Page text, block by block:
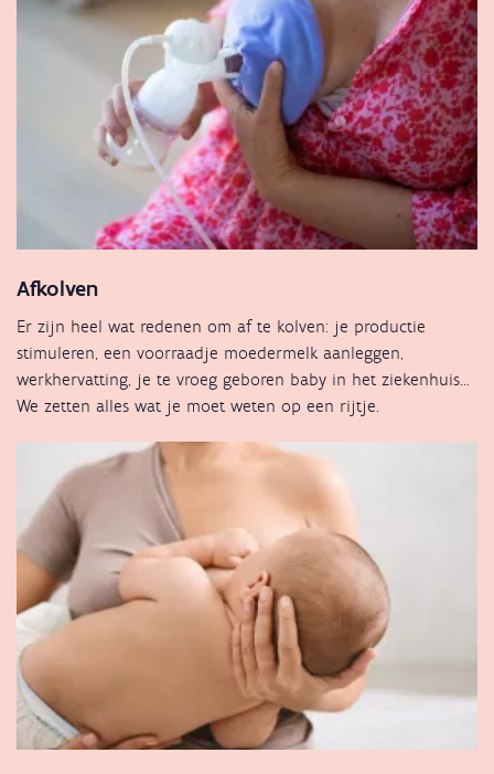
Afkolven
Er zijn heel wat redenen om af te kolven: je productie
stimuleren, een voorraadje moedermelk aanleggen,
werkhervatting, je te vroeg geboren baby in het ziekenhuis…
We zetten alles wat je moet weten op een rijtje.